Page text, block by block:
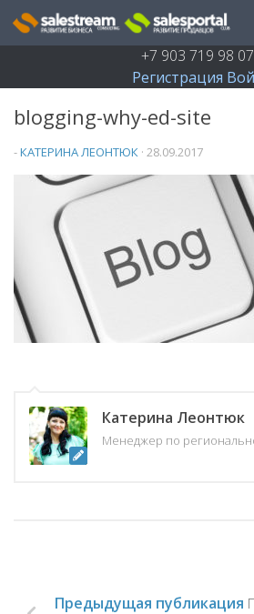
Перейти к содержимому
+7 903 719 98 07
Регистрация
blogging-why-ed-site
-КАТЕРИНА ЛЕОНТЮК · 28.09.2017
Катерина Леонтюк
Менеджер по
Предыдущая публикация